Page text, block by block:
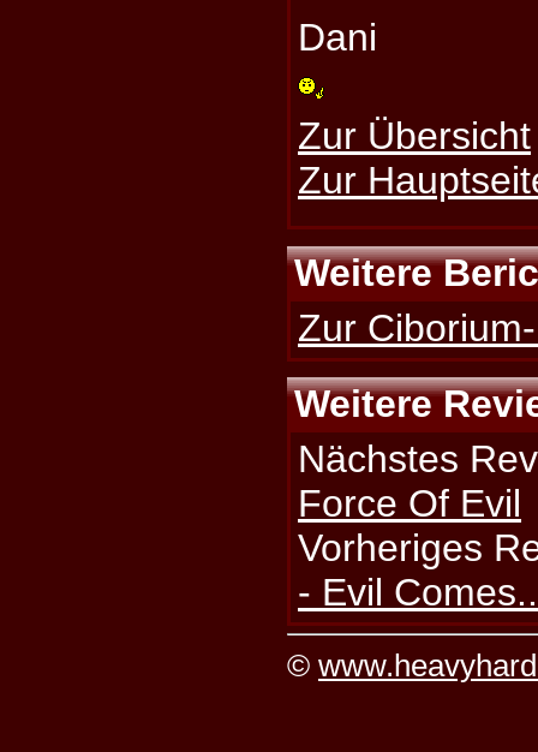
Dani
Zur Übersicht
Zur
Weitere
Zur
Weitere
Nächstes
Force Of Evil
Vorheriges
- Evil
©